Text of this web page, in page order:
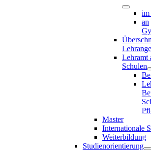
im
an
Lehramt
Schulen
Master
Internationale
Weiterbildung
Studienorientierung